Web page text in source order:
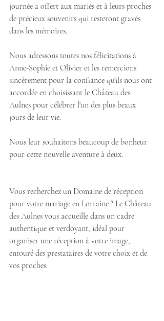
journée a offert aux mariés et à leurs proches
de précieux souvenirs qui resteront gravés
dans les mémoires.
Nous adressons toutes nos félicitations à
Anne-Sophie et Olivier et les remercions
sincèrement pour la confiance qu'ils nous ont
accordée en choisissant le Château des
Aulnes pour célébrer l'un des plus beaux
jours de leur vie.
Nous leur souhaitons beaucoup de bonheur
pour cette nouvelle aventure à deux.
Vous recherchez un Domaine de réception
pour votre mariage en Lorraine ? Le Château
des Aulnes vous accueille dans un cadre
authentique et verdoyant, idéal pour
organiser une réception à votre image,
entouré des prestataires de votre choix et de
vos proches.